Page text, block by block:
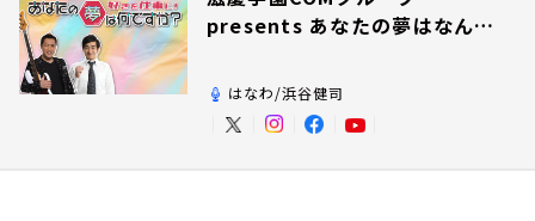
presents あなたの夢はなんで
はなわ/浜谷健司